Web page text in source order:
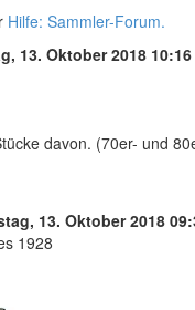
Hilfe: Sammler-Forum.
13. Oktober 2018 10:16
davon. (70er- und
13. Oktober 2018
1928